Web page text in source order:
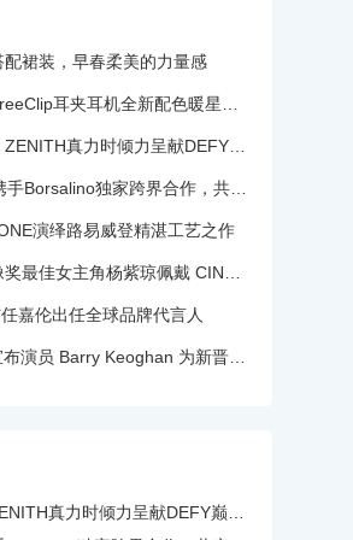
配裙装，早春柔美的力量感
夹耳机全新配色暖星云，再度引领时尚潮流！
力时倾力呈献DEFY巅峰系列镂空天际腕表白色陶瓷款
独家跨界合作，共庆品牌百年华诞
演绎路易威登精湛工艺之作
角杨紫琼佩戴 CINDY CHAO 艺术珠宝亮相颁奖典礼
嘉伦出任全球品牌代言人
员 Barry Keoghan 为新晋品牌大使
时倾力呈献DEFY巅峰系列镂空天际腕表白色陶瓷款